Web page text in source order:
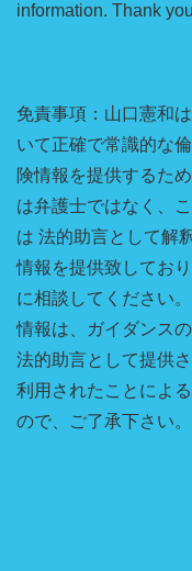
information. Thank
免責事項：山口憲和
いて正確で常識的な
険情報を提供するた
は弁護士ではなく、
は 法的助言として解
情報を提供致してお
に相談してください
情報は、ガイダンス
法的助言として提供
利用されたことによ
ので、ご了承下さい。